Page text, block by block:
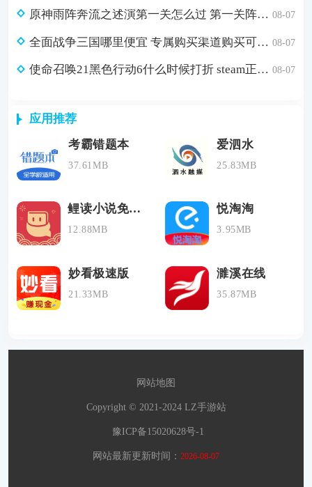
原神雨阵奔流之述演第一关怎么过 第一关阵线的形成通关攻略 08-07
全面战争三国哪里便宜 专属购买渠道购买可省179元 08-07
使命召唤21黑色行动6什么时候打折 steam正版游戏低价购买渠道分享 08-07
应用推荐
考霸错题本
37.61MB
爱泗水
25.83MB
鲤读小说免费版
12.88MB
悦淘淘
3.95MB
妙看极速版
21.33MB
濉溪在线
35.87MB
网站地图
Copyright © 2021-2024 LZ手游站
豫ICP备15020628号-1
网站最新更新时间： 2026-08-07